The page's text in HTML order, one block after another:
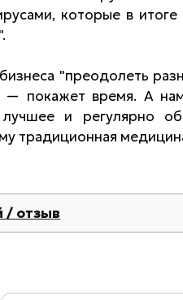
которые в
"преодолеть
покажет время. А
и регулярно
традиционная
/ отзыв